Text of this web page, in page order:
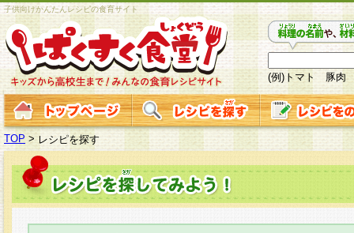
子供向けかんたんレシピの食育サイト
(例)トマト 豚肉
TOP > レシピを探す